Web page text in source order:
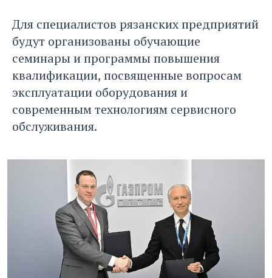
Для специалистов рязанских предприятий
будут организованы обучающие
семинары и программы повышения
квалификации, посвященные вопросам
эксплуатации оборудования и
современным технологиям сервисного
обслуживания.